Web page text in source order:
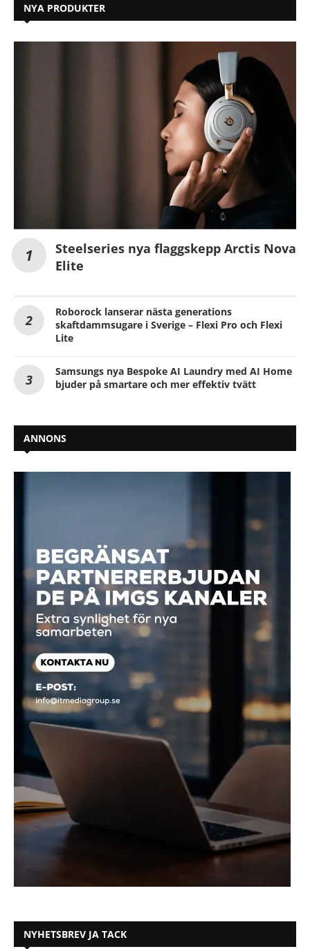
NYA PRODUKTER
Steelseries nya flaggskepp Arctis Nova
Elite
Roborock lanserar nästa generations
skaftdammsugare i Sverige – Flexi Pro och Flexi
Lite
Samsungs nya Bespoke AI Laundry med AI Home
bjuder på smartare och mer effektiv tvätt
ANNONS
NYHETSBREV JA TACK